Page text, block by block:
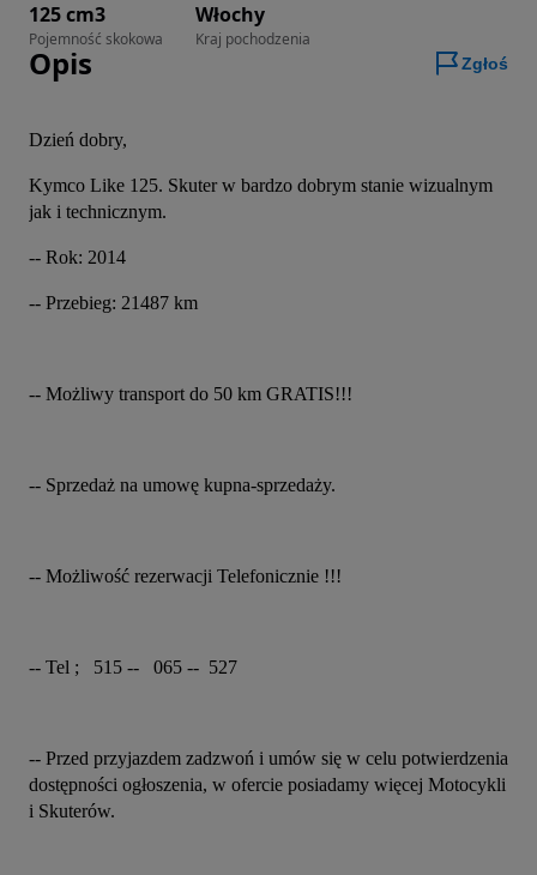
125 cm3
Pojemność skokowa
Włochy
Kraj pochodzenia
Opis Zgłoś
Dzień dobry,
Kymco Like 125. Skuter w bardzo dobrym stanie wizualnym
jak i technicznym.
-- Rok: 2014
-- Przebieg: 21487 km
-- Możliwy transport do 50 km GRATIS!!!
-- Sprzedaż na umowę kupna-sprzedaży.
-- Możliwość rezerwacji Telefonicznie !!!
-- Tel ;   515 --   065 --  527
-- Przed przyjazdem zadzwoń i umów się w celu potwierdzenia
dostępności ogłoszenia, w ofercie posiadamy więcej Motocykli
i Skuterów.